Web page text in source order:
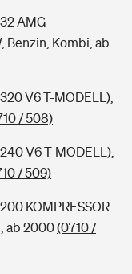
AMG
Benzin, Kombi, ab
V6 T-MODELL),
/ 508)
V6 T-MODELL),
/ 509)
KOMPRESSOR
ab 2000(0710 /